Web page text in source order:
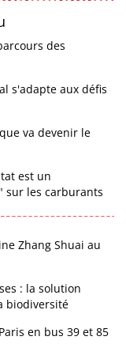
des
s'adapte aux défis
va devenir le
est un
sur les carburants
Zhang Shuai au
: la solution
biodiversité
en bus 39 et 85